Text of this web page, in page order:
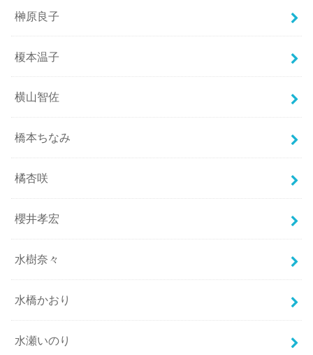
榊原良子
榎本温子
横山智佐
橋本ちなみ
橘杏咲
櫻井孝宏
水樹奈々
水橋かおり
水瀬いのり